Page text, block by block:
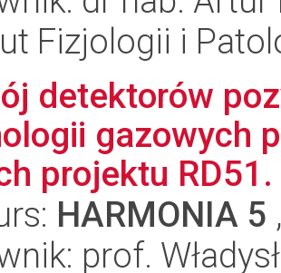
Fizjologii i
detektorów
gazowych
projektu RD51.
HARMONIA 5
prof.